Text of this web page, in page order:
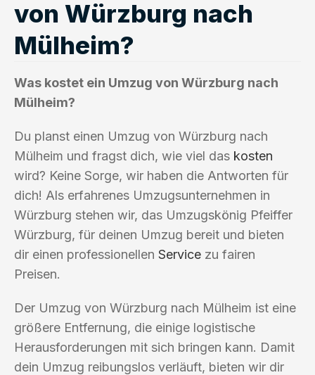
von Würzburg nach
Mülheim?
Was kostet ein Umzug von Würzburg nach
Mülheim?
Du planst einen Umzug von Würzburg nach
Mülheim und fragst dich, wie viel das kosten
wird? Keine Sorge, wir haben die Antworten für
dich! Als erfahrenes Umzugsunternehmen in
Würzburg stehen wir, das Umzugskönig Pfeiffer
Würzburg, für deinen Umzug bereit und bieten
dir einen professionellen Service zu fairen
Preisen.
Der Umzug von Würzburg nach Mülheim ist eine
größere Entfernung, die einige logistische
Herausforderungen mit sich bringen kann. Damit
dein Umzug reibungslos verläuft, bieten wir dir